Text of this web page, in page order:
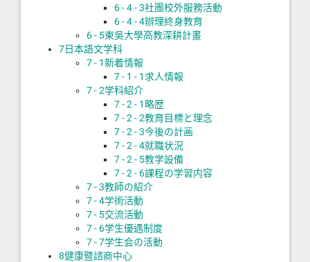
6 - 4 - 3社團校外服務活動
6 - 4 - 4辦理終身教育
6 - 5東吳大學高教深耕計畫
7日本語文学科
7 - 1新着情報
7 - 1 - 1 求人情報
7 - 2学科紹介
7 - 2 - 1 略歴
7 - 2 - 2教育目標と理念
7 - 2 - 3今後の計画
7 - 2 - 4就職状況
7 - 2 - 5教学設備
7 - 2 - 6課程の学習内容
7 - 3教師の紹介
7 - 4学術活動
7 - 5交流活動
7 - 6学生優遇制度
7 - 7学生会の活動
8健康暨諮商中心